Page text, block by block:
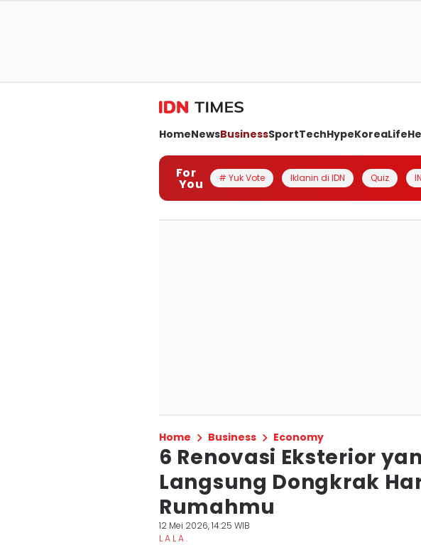
HomeNewsBusinessSportTechHypeKoreaLife
For
You # Yuk Vote Iklanin di IDN Quiz
Home Business Economy
6 Renovasi Eksterior
Langsung Dongkrak
Rumahmu
12 Mei 2026, 14:25 WIB
L A L A .